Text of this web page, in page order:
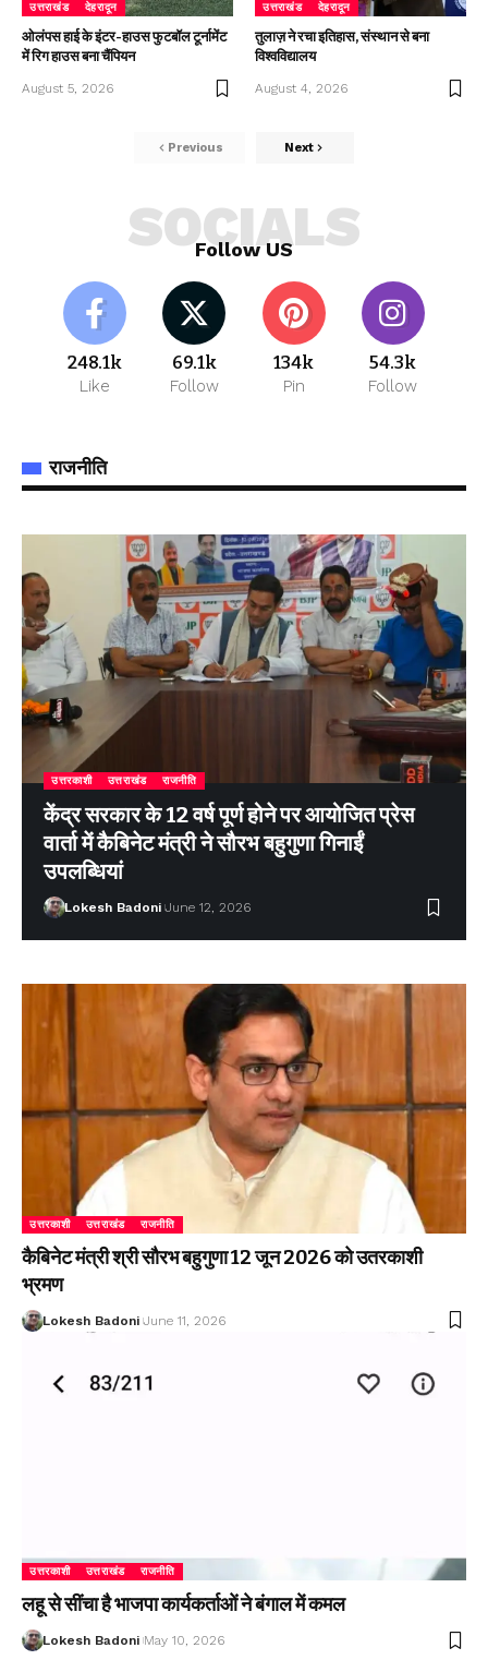
उत्तराखंड देहरादून
ओलंपस हाई के इंटर-हाउस फुटबॉल टूर्नामेंट
में रिग हाउस बना चैंपियन
August 5, 2026
उत्तराखंड देहरादून
तुलाज़ ने रचा इतिहास, संस्थान से बना
विश्वविद्यालय
August 4, 2026
Previous Next
Follow US
SOCIALS
248.1k
Like
69.1k
Follow
134k
Pin
54.3k
Follow
राजनीति
उत्तरकाशी उत्तराखंड राजनीति
केंद्र सरकार के 12 वर्ष पूर्ण होने पर आयोजित प्रेस
वार्ता में कैबिनेट मंत्री ने सौरभ बहुगुणा गिनाईं
उपलब्धियां
Lokesh Badoni June 12, 2026
उत्तरकाशी उत्तराखंड राजनीति
कैबिनेट मंत्री श्री सौरभ बहुगुणा 12 जून 2026 को उतरकाशी
भ्रमण
Lokesh Badoni June 11, 2026
उत्तरकाशी उत्तराखंड राजनीति
लहू से सींचा है भाजपा कार्यकर्ताओं ने बंगाल में कमल
Lokesh Badoni May 10, 2026